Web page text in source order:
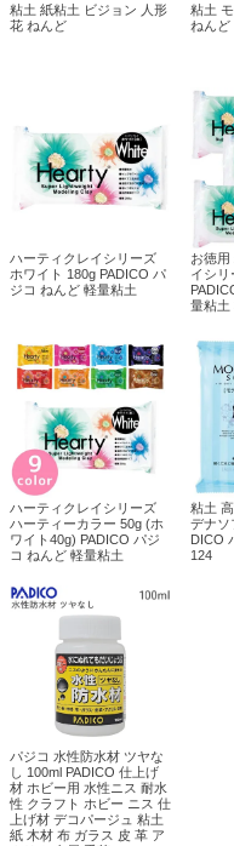
粘土 紙粘土 ビジョン 人形
花 ねんど
粘土
ねんど
ハーティクレイシリーズ
ホワイト 180g PADICO パ
ジコ ねんど 軽量粘土
お徳用
イシリ
量粘土
ハーティクレイシリーズ
ハーティーカラー 50g (ホ
ワイト40g) PADICO パジ
コ ねんど 軽量粘土
粘土
デナソ
DICO
124
パジコ 水性防水材 ツヤな
し 100ml PADICO 仕上げ
材 ホビー用 水性ニス 耐水
性 クラフト ホビー ニス 仕
上げ材 デコパージュ 粘土
紙 木材 布 ガラス 皮 革 ア